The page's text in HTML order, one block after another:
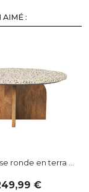
AIMÉ :
ronde en terra ...
,99